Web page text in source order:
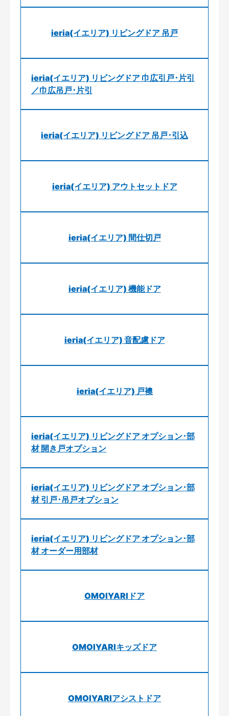
ieria(イエリア) リビングドア 吊戸
ieria(イエリア) リビングドア 巾広引戸･片引
／巾広吊戸･片引
ieria(イエリア) リビングドア 吊戸･引込
ieria(イエリア) アウトセットドア
ieria(イエリア) 間仕切戸
ieria(イエリア) 機能ドア
ieria(イエリア) 音配慮ドア
ieria(イエリア) 戸襖
ieria(イエリア) リビングドア オプション･部
材 開き戸オプション
ieria(イエリア) リビングドア オプション･部
材 引戸･吊戸オプション
ieria(イエリア) リビングドア オプション･部
材 オーダー用部材
OMOIYARIドア
OMOIYARIキッズドア
OMOIYARIアシストドア